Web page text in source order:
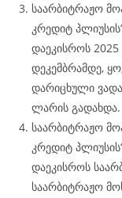
საარბიტრაჟო
კრედიტ
დაეკისროს
დეკემბრამდე,
დარიცხული
ლარის გადახდა.
საარბიტრაჟო
კრედიტ
დაეკისროს
საარბიტრაჟო